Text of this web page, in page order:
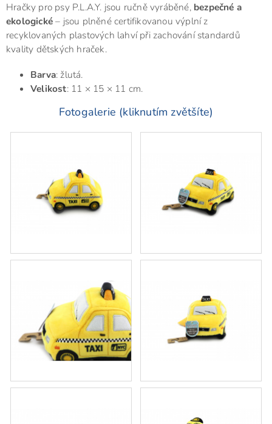
Hračky pro psy P.L.A.Y. jsou ručně vyráběné, bezpečné a
ekologické– jsou plněné certifikovanou výplní z
recyklovaných plastových lahví při zachování standardů
kvality dětských hraček.
Barva: žlutá.
Velikost: 11 × 15 × 11 cm.
Fotogalerie (kliknutím zvětšíte)